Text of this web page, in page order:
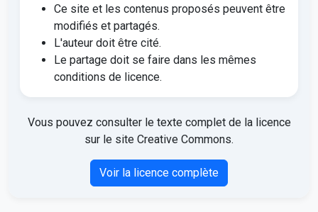
Ce site et les contenus proposés peuvent être
modifiés et partagés.
L'auteur doit être cité.
Le partage doit se faire dans les mêmes
conditions de licence.
Vous pouvez consulter le texte complet de la licence
sur le site Creative Commons.
Voir la licence complète